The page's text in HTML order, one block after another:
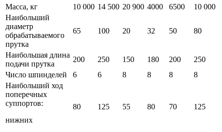
Масса, кг
10 000 14 500 20 900 4000 6500
10 000
Наибольший
диаметр
обрабатываемого
прутка
65 100 20 32 50 80
Наибольшая длина
подачи прутка
200 250 150 180 200
250
Число шпинделей
6 6 8 8 8
8
Наибольший ход
поперечных
суппортов:
нижних
80 125 55 80 70 125